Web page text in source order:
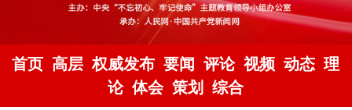
首页 高层 权威发布 要闻 评论 视频 动态 理
论 体会 策划 综合